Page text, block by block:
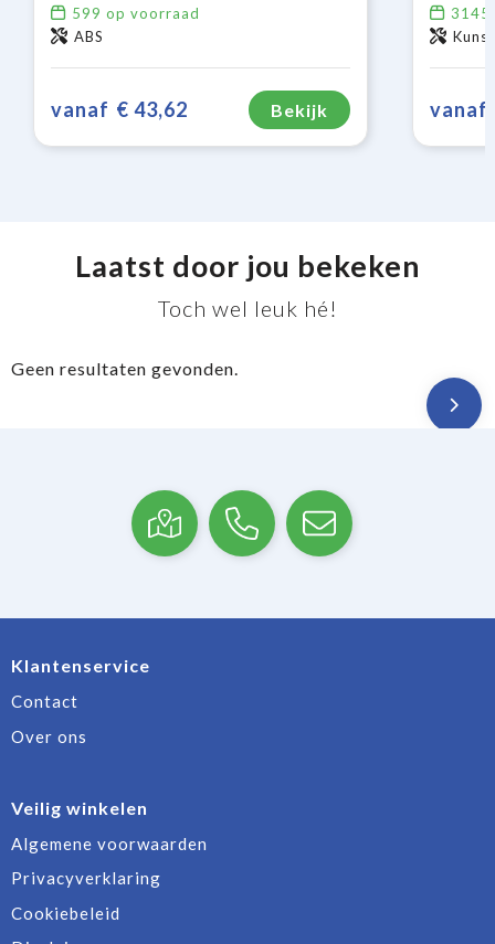
599 op voorraad
ABS
vanaf € 43,62 Bekijk
3145
vanaf
Laatst door jou bekeken
Toch wel leuk hé!
Geen resultaten gevonden.
Klantenservice
Contact
Over ons
Veilig winkelen
Algemene voorwaarden
Privacyverklaring
Cookiebeleid